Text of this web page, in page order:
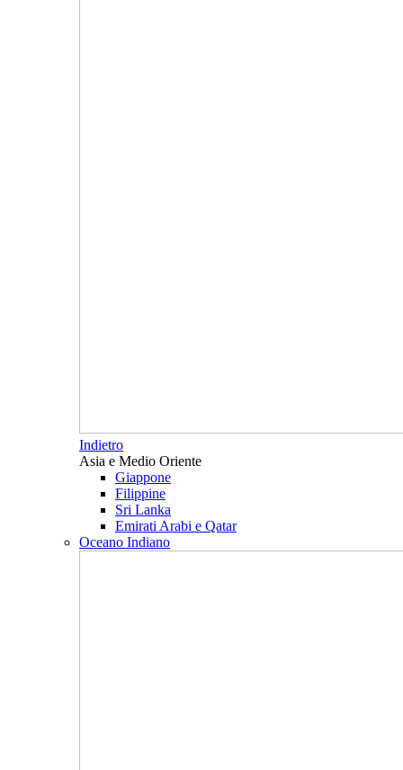
Indietro
Asia e Medio Oriente
Giappone
Filippine
Sri Lanka
Emirati Arabi e Qatar
Oceano Indiano